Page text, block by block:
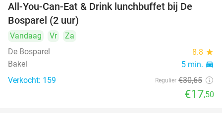
43%
All-You-Can-Eat & Drink lunchbuffet bij De
Bosparel (2 uur)
Vandaag Vr
Za
De Bosparel
8.8 star
Bakel 5 min. directions_car
Verkocht: 159 Regulier €30,65
€17,50